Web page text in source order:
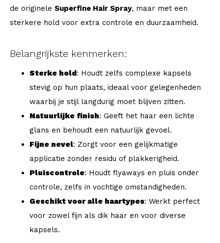
de originele Superfine Hair Spray, maar met een
sterkere hold voor extra controle en duurzaamheid.
Belangrijkste kenmerken:
Sterke hold: Houdt zelfs complexe kapsels
stevig op hun plaats, ideaal voor gelegenheden
waarbij je stijl langdurig moet blijven zitten.
Natuurlijke finish: Geeft het haar een lichte
glans en behoudt een natuurlijk gevoel.
Fijne nevel: Zorgt voor een gelijkmatige
applicatie zonder residu of plakkerigheid.
Pluiscontrole: Houdt flyaways en pluis onder
controle, zelfs in vochtige omstandigheden.
Geschikt voor alle haartypes: Werkt perfect
voor zowel fijn als dik haar en voor diverse
kapsels.